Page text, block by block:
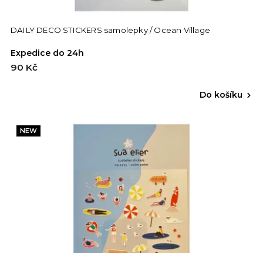
DAILY DECO STICKERS samolepky / Ocean Village
Expedice do 24h
90 Kč
Do košíku
NEW